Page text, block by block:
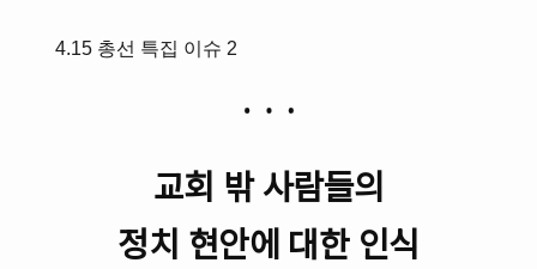
4.15 총선 특집 이슈 2
교회 밖 사람들의
정치 현안에 대한 인식